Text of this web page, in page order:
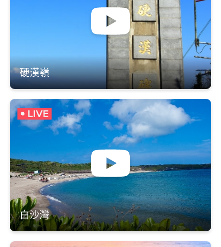
硬漢嶺
白沙灣